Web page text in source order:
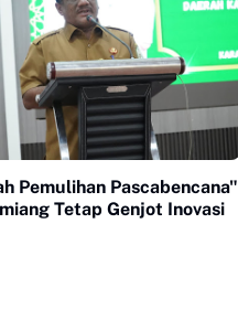
Pemulihan Pascabencana"
Tetap Genjot Inovasi